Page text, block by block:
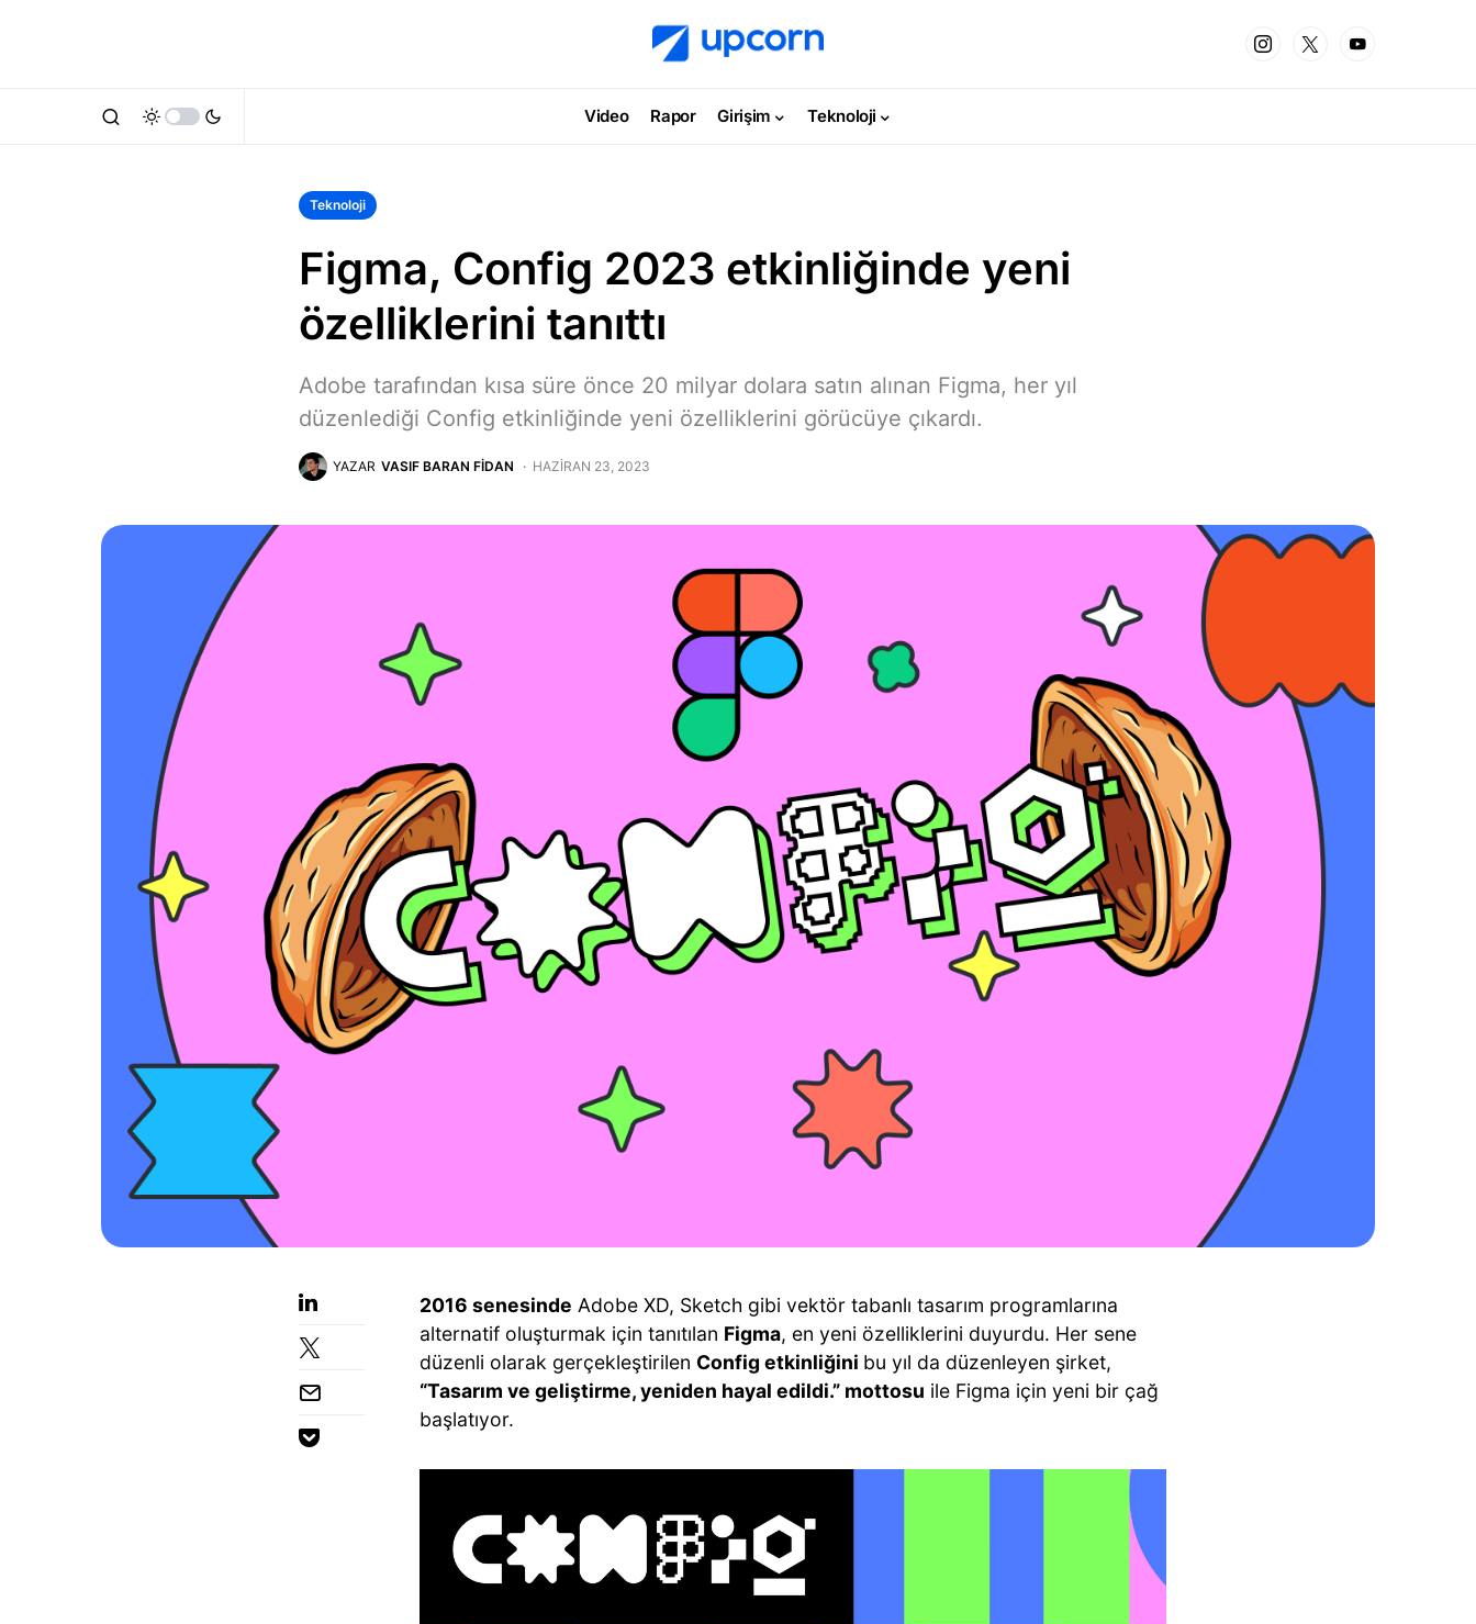
Video Rapor Girişim Teknoloji
Teknoloji
Figma, Config 2023 etkinliğinde yeni
özelliklerini tanıttı
Adobe tarafından kısa süre önce 20 milyar dolara satın alınan Figma, her yıl
düzenlediği Config etkinliğinde yeni özelliklerini görücüye çıkardı.
YAZAR VASIF BARAN FIDAN HAZIRAN 23, 2023
2016 senesinde Adobe XD, Sketch gibi vektör tabanlı tasarım programlarına
alternatif oluşturmak için tanıtılan Figma, en yeni özelliklerini duyurdu. Her sene
düzenli olarak gerçekleştirilen Config etkinliğini bu yıl da düzenleyen şirket,
“Tasarım ve geliştirme, yeniden hayal edildi.” mottosu ile Figma için yeni bir çağ
başlatıyor.